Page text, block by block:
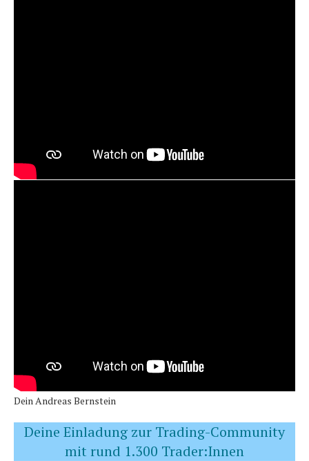
Dein Andreas Bernstein
Deine Einladung zur Trading-Community
mit rund 1.300 Trader:Innen